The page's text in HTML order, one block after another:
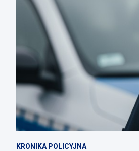
KRONIKA POLICYJNA